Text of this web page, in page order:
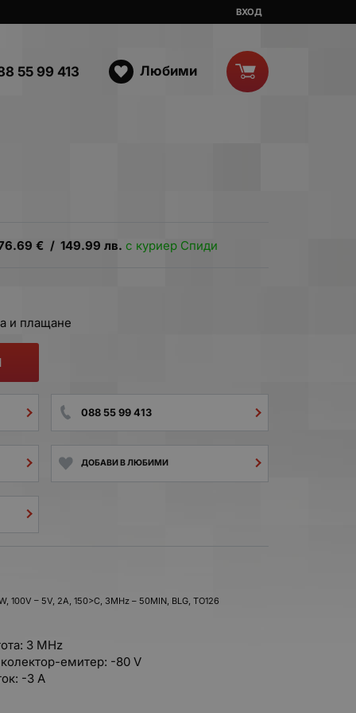
ВХОД
55 99 413 Любими
€ / 149.99 лв. с куриер Спиди
и плащане
088 55 99 413
ДОБАВИ В ЛЮБИМИ
100V – 5V, 2A, 150>C, 3MHz – 50MIN, BLG, TO126
3 MHz
емитер: -80 V
-3 A